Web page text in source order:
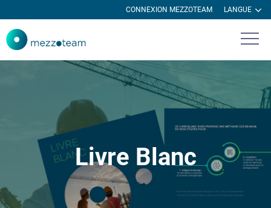
CONNEXION MEZZOTEAM LANGUE
Livre Blanc